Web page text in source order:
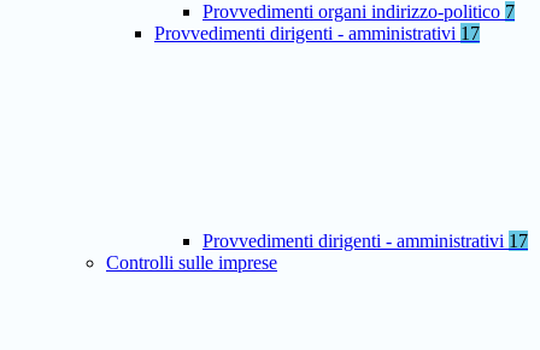
Provvedimenti organi indirizzo-politico 7
Provvedimenti dirigenti - amministrativi 17
Provvedimenti dirigenti - amministrativi 17
Controlli sulle imprese